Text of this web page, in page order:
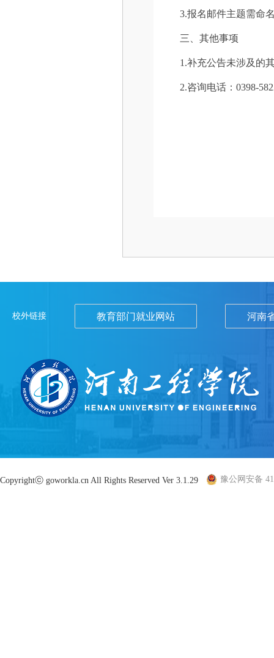
3.报名邮件主题需命
三、其他事项
1.补充公告未涉及的
2.咨询电话：0398-
校外链接 教育部门就业网站 河南
Copyrightⓒ goworkla.cn All Rights Reserved Ver 3.1.29 豫公网安备